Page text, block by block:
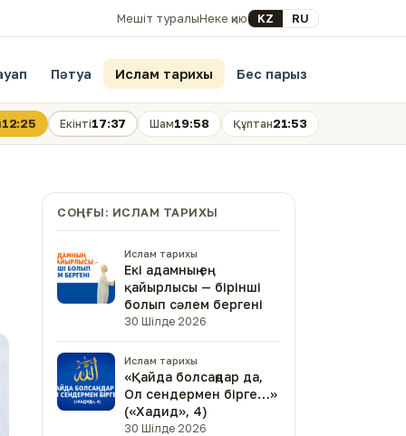
Мешіт туралыНеке қиюSelect your language
KZ RU
Пәтуа Ислам тарихы Бес парыз
12:25 Екінті17:37 Шам19:58 Құптан21:53
СОҢҒЫ: ИСЛАМ ТАРИХЫ
Ислам тарихы
Екі адамның ең
қайырлысы — бірінші
болып сәлем бергені
30 Шілде 2026
Ислам тарихы
«Қайда болсаңдар да,
Ол сендермен бірге…»
(«Хадид», 4)
30 Шілде 2026